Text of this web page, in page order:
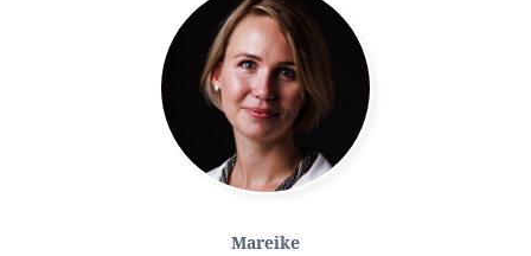
Mareike